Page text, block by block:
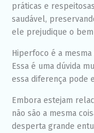
práticas e
saudável,
ele prejudique o
Hiperfoco é a
Essa é uma dúvida
essa diferença pode
Embora estejam
não são a mesma
desperta grande